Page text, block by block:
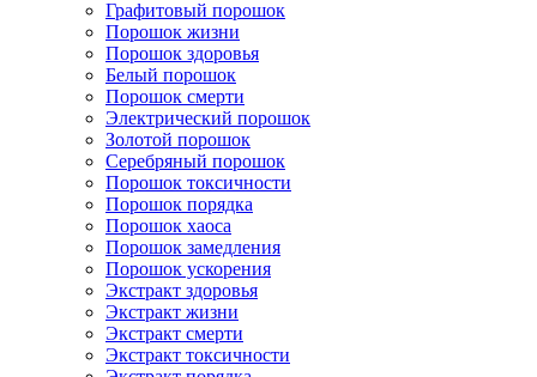
Графитовый порошок
Порошок жизни
Порошок здоровья
Белый порошок
Порошок смерти
Электрический порошок
Золотой порошок
Серебряный порошок
Порошок токсичности
Порошок порядка
Порошок хаоса
Порошок замедления
Порошок ускорения
Экстракт здоровья
Экстракт жизни
Экстракт смерти
Экстракт токсичности